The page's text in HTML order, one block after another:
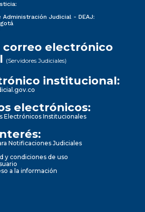
Administración Judicial - DEAJ:
correo electrónico
(Servidores Judiciales)
institucional:
electrónicos:
Electrónicos Institucionales
Notificaciones Judiciales
y condiciones de uso
a la información